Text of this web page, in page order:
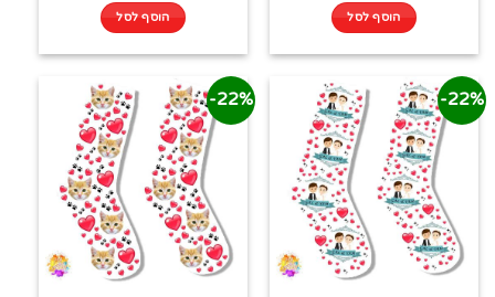
הוסף לסל הוסף לסל
22%-
22%-